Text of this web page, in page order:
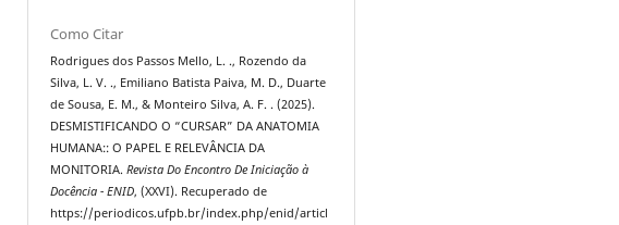
Como Citar
Rodrigues dos Passos Mello, L. ., Rozendo da
Silva, L. V. ., Emiliano Batista Paiva, M. D., Duarte
de Sousa, E. M., & Monteiro Silva, A. F. . (2025).
DESMISTIFICANDO O “CURSAR” DA ANATOMIA
HUMANA:: O PAPEL E RELEVÂNCIA DA
MONITORIA.Revista Do Encontro De Iniciação à
Docência - ENID, (XXVI). Recuperado de
https://periodicos.ufpb.br/index.php/enid/articl